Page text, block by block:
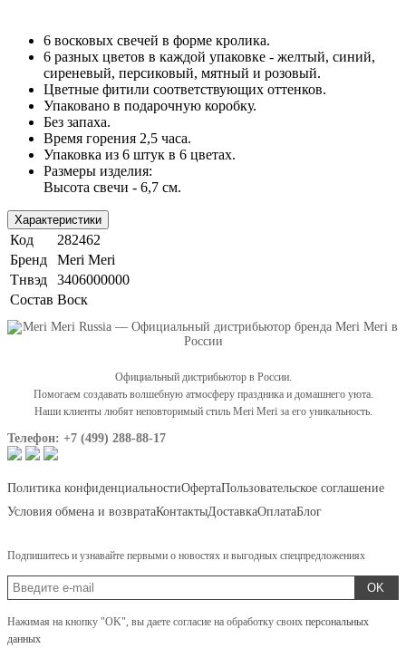
6 восковых свечей в форме кролика.
6 разных цветов в каждой упаковке - желтый, синий,
сиреневый, персиковый, мятный и розовый.
Цветные фитили соответствующих оттенков.
Упаковано в подарочную коробку.
Без запаха.
Время горения 2,5 часа.
Упаковка из 6 штук в 6 цветах.
Размеры изделия:
Высота свечи - 6,7 см.
Характеристики
Код
282462
Бренд
Meri Meri
Тнвэд
3406000000
Состав Воск
Официальный дистрибьютор в России.
Помогаем создавать волшебную атмосферу праздника и домашнего уюта.
Наши клиенты любят неповторимый стиль Meri Meri за его уникальность.
Телефон: +7 (499) 288-88-17
Политика конфиденциальностиОфертаПользовательское соглашение
Условия обмена и возвратаКонтактыДоставкаОплатаБлог
Подпишитесь и узнавайте первыми о новостях и выгодных спецпредложениях
OK
Нажимая на кнопку "OK", вы даете согласие на обработку своих персональных
данных